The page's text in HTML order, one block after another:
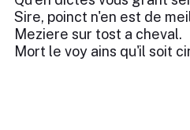
Sire, poinct n'en est de
Meziere sur tost a cheval.
Mort le voy ains qu'il soit